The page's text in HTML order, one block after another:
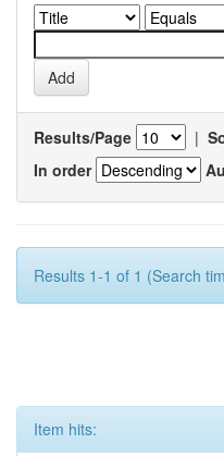
Results/Page |
In order
Results 1-1 of 1 (Search
Item hits: